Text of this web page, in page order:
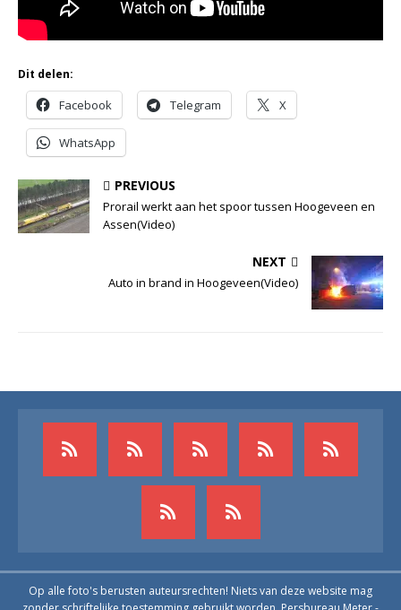
Dit delen:
Facebook Telegram X
WhatsApp
PREVIOUS
Prorail werkt aan het spoor tussen Hoogeveen en
Assen(Video)
NEXT
Auto in brand in Hoogeveen(Video)
Op alle foto's berusten auteursrechten! Niets van deze website mag